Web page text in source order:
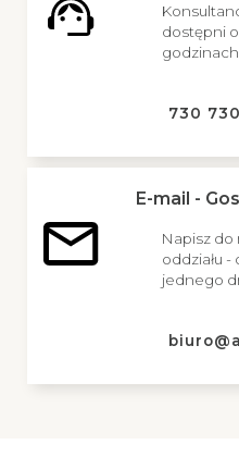
dostępni
730
E-mail -
Napisz
oddziału
jednego